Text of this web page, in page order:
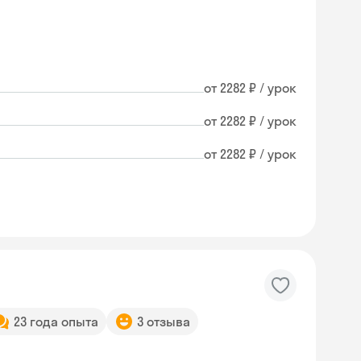
от 2282 ₽ / урок
от 2282 ₽ / урок
от 2282 ₽ / урок
23 года опыта 3 отзыва